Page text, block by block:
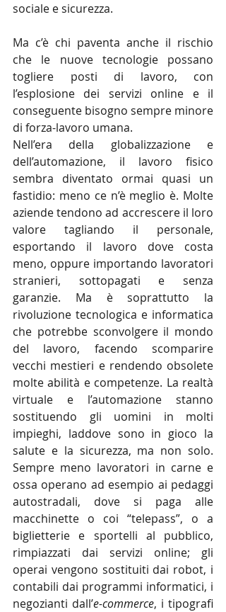
sociale e sicurezza.
Ma c’è chi paventa anche il rischio
che le nuove tecnologie possano
togliere posti di lavoro, con
l’esplosione dei servizi online e il
conseguente bisogno sempre minore
di forza-lavoro umana.
Nell’era della globalizzazione e
dell’automazione, il lavoro fisico
sembra diventato ormai quasi un
fastidio: meno ce n’è meglio è. Molte
aziende tendono ad accrescere il loro
valore tagliando il personale,
esportando il lavoro dove costa
meno, oppure importando lavoratori
stranieri, sottopagati e senza
garanzie. Ma è soprattutto la
rivoluzione tecnologica e informatica
che potrebbe sconvolgere il mondo
del lavoro, facendo scomparire
vecchi mestieri e rendendo obsolete
molte abilità e competenze. La realtà
virtuale e l’automazione stanno
sostituendo gli uomini in molti
impieghi, laddove sono in gioco la
salute e la sicurezza, ma non solo.
Sempre meno lavoratori in carne e
ossa operano ad esempio ai pedaggi
autostradali, dove si paga alle
macchinette o coi “telepass”, o a
biglietterie e sportelli al pubblico,
rimpiazzati dai servizi online; gli
operai vengono sostituiti dai robot, i
contabili dai programmi informatici, i
negozianti dall’e-commerce, i tipografi